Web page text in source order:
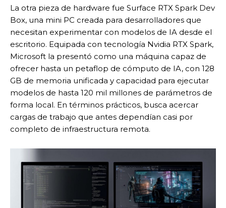
La otra pieza de hardware fue Surface RTX Spark Dev
Box, una mini PC creada para desarrolladores que
necesitan experimentar con modelos de IA desde el
escritorio. Equipada con tecnología Nvidia RTX Spark,
Microsoft la presentó como una máquina capaz de
ofrecer hasta un petaflop de cómputo de IA, con 128
GB de memoria unificada y capacidad para ejecutar
modelos de hasta 120 mil millones de parámetros de
forma local. En términos prácticos, busca acercar
cargas de trabajo que antes dependían casi por
completo de infraestructura remota.